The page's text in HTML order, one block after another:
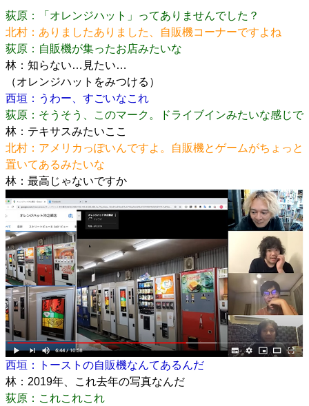
荻原：「オレンジハット」ってありませんでした？
北村：ありましたありました、自販機コーナーですよね
荻原：自販機が集ったお店みたいな
林：知らない…見たい…
（オレンジハットをみつける）
西垣：うわー、すごいなこれ
荻原：そうそう、このマーク。ドライブインみたいな感じで
林：テキサスみたいここ
北村：アメリカっぽいんですよ。自販機とゲームがちょっと
置いてあるみたいな
林：最高じゃないですか
西垣：トーストの自販機なんてあるんだ
林：2019年、これ去年の写真なんだ
荻原：これこれこれ